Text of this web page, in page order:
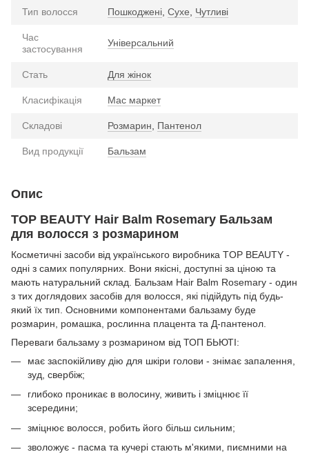
Тип волосся Пошкоджені, Сухе, Чутливі
Час
застосування
Універсальний
Стать Для жінок
Класифікація Мас маркет
Складові Розмарин, Пантенол
Вид продукції Бальзам
Опис
TOP BEAUTY Hair Balm Rosemary Бальзам
для волосся з розмарином
Косметичні засоби від українського виробника TOP BEAUTY -
одні з самих популярних. Вони якісні, доступні за ціною та
мають натуральний склад. Бальзам Hair Balm Rosemary - один
з тих доглядових засобів для волосся, які підійдуть під будь-
який їх тип. Основними компонентами бальзаму буде
розмарин, ромашка, рослинна плацента та Д-пантенол.
Переваги бальзаму з розмарином від ТОП БЬЮТІ:
має заспокійливу дію для шкіри голови - знімає запалення,
зуд, свербіж;
глибоко проникає в волосину, живить і зміцнює її
зсередини;
зміцнює волосся, робить його більш сильним;
зволожує - пасма та кучері стають м'якими, пиємними на